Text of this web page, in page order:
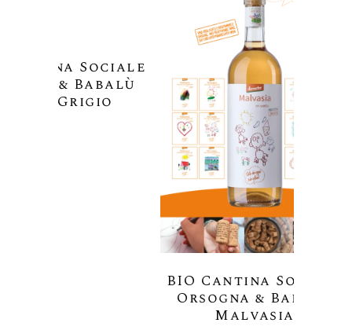
BIO Cantina Sociale
Orsogna & Babalù
Malvasia
Vino da uve appassite